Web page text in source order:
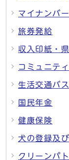
マイナンバ
旅券発給
収入印紙・
コミュニテ
生活交通バ
国民年金
健康保険
犬の登録及
クリーンパ